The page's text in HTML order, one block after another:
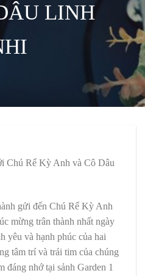
LINH
Chú Rể Kỳ Anh và Cô Dâu
gửi đến Chú Rể Kỳ Anh
mừng trân thành nhất ngày
yêu và hạnh phúc của hai
tâm trí và trái tim của chúng
nhớ tại sảnh Garden 1